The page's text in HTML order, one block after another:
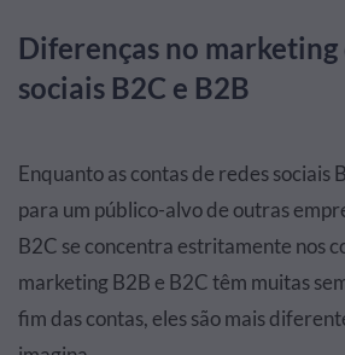
Diferenças no marketing
sociais B2C e B2B
Enquanto as contas de redes sociais
para um público-alvo de outras
B2C se concentra estritamente nos
marketing B2B e B2C têm muitas
fim das contas, eles são mais